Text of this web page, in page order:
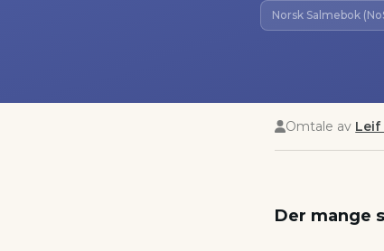
Norsk Salmebok
Omtale av Leif
Der mange